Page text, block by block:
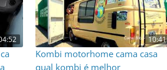
10:41
Kombi motorhome cama casa
qual kombi é melhor